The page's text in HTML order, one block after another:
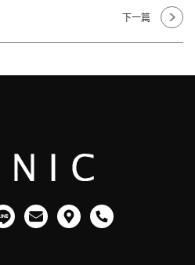
下一篇